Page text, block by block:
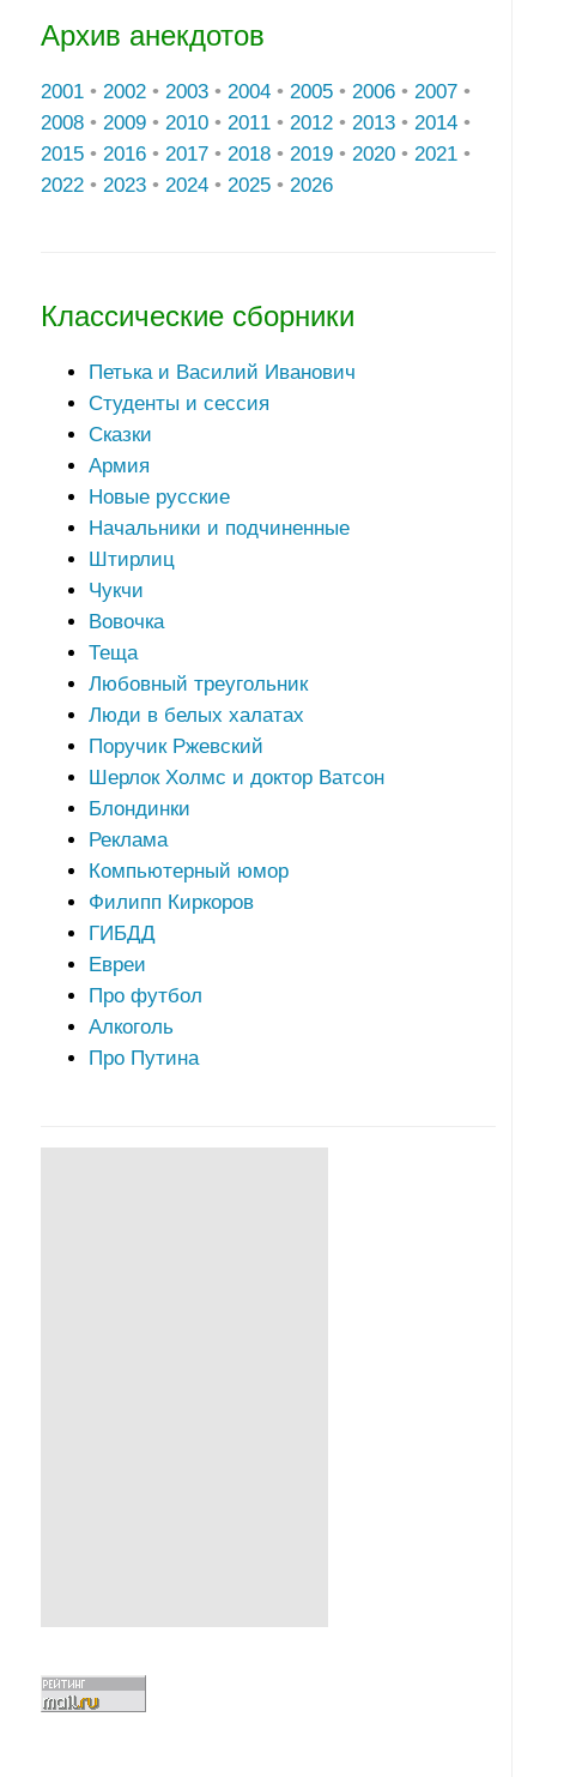
Архив анекдотов
2001 • 2002 • 2003 • 2004 • 2005 • 2006 • 2007 •
2008 • 2009 • 2010 • 2011 • 2012 • 2013 • 2014 •
2015 • 2016 • 2017 • 2018 • 2019 • 2020 • 2021 •
2022 • 2023 • 2024 • 2025 • 2026
Классические сборники
Петька и Василий Иванович
Студенты и сессия
Сказки
Армия
Новые русские
Начальники и подчиненные
Штирлиц
Чукчи
Вовочка
Теща
Любовный треугольник
Люди в белых халатах
Поручик Ржевский
Шерлок Холмс и доктор Ватсон
Блондинки
Реклама
Компьютерный юмор
Филипп Киркоров
ГИБДД
Евреи
Про футбол
Алкоголь
Про Путина